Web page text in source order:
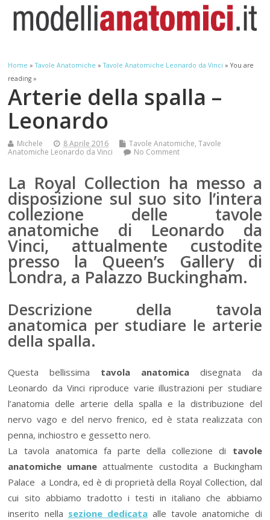
Home »Tavole Anatomiche »Tavole Anatomiche Leonardo da Vinci » You are
reading »
Arterie della spalla –
Leonardo
Michele 8 Aprile 2016 Tavole Anatomiche,Tavole
Anatomiche Leonardo da Vinci
No Comment
La Royal Collection ha messo a
disposizione sul suo sito l’intera
collezione delle tavole
anatomiche di Leonardo da
Vinci, attualmente custodite
presso la Queen’s Gallery di
Londra, a Palazzo Buckingham.
Descrizione della tavola
anatomica per studiare le arterie
della spalla.
Questa bellissima tavola anatomicadisegnata da
Leonardo da Vinci riproduce varie illustrazioni per studiare
l’anatomia delle arterie della spalla e la distribuzione del
nervo vago e del nervo frenico, ed è stata realizzata con
penna, inchiostro e gessetto nero.
La tavola anatomica fa parte della collezione di tavole
anatomiche umane attualmente custodita a Buckingham
Palace a Londra, ed è di proprietà della Royal Collection, dal
cui sito abbiamo tradotto i testi in italiano che abbiamo
inserito nella sezione dedicata alle tavole anatomiche di